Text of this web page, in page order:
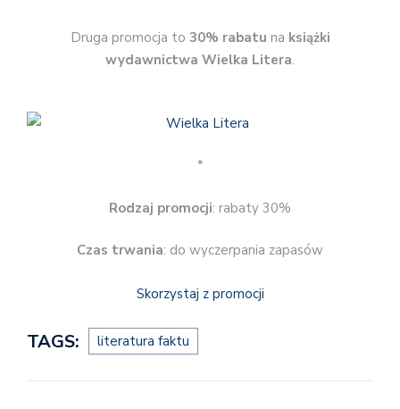
Druga promocja to 30% rabatu na książki
wydawnictwa Wielka Litera.
*
Rodzaj promocji: rabaty 30%
Czas trwania: do wyczerpania zapasów
Skorzystaj z promocji
TAGS: literatura faktu